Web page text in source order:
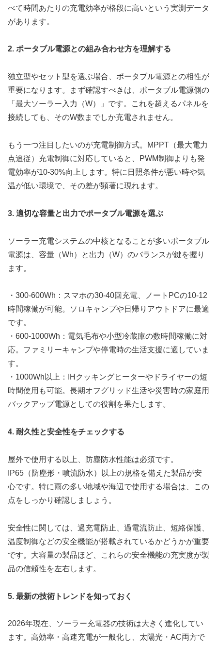
べて時間あたりの充電効率が格段に高いという実測データ
があります。
2. ポータブル電源との組み合わせ方を理解する
独立型やセット型を選ぶ場合、ポータブル電源との相性が
重要になります。まず確認すべきは、ポータブル電源側の
「最大ソーラー入力（W）」です。これを超えるパネルを
接続しても、そのW数までしか充電されません。
もう一つ注目したいのが充電制御方式。MPPT（最大電力
点追従）充電制御に対応していると、PWM制御よりも発
電効率が10-30%向上します。特に日照条件が悪い時や気
温が低い環境で、その差が顕著に現れます。
3. 適切な容量と出力でポータブル電源を選ぶ
ソーラー充電システムの中核となることが多いポータブル
電源は、容量（Wh）と出力（W）のバランスが鍵を握り
ます。
・300-600Wh：スマホの30-40回充電、ノートPCの10-12
時間稼働が可能。ソロキャンプや日帰りアウトドアに最適
です。
・600-1000Wh：電気毛布や小型冷蔵庫の数時間稼働に対
応。ファミリーキャンプや停電時の生活支援に適していま
す。
・1000Wh以上：IHクッキングヒーターやドライヤーの短
時間使用も可能。長期オフグリッド生活や災害時の家庭用
バックアップ電源としての役割を果たします。
4. 耐久性と安全性をチェックする
屋外で使用する以上、防塵防水性能は必須です。
IP65（防塵形・噴流防水）以上の規格を備えた製品が安
心です。特に雨の多い地域や海辺で使用する場合は、この
点をしっかり確認しましょう。
安全性に関しては、過充電防止、過電流防止、短絡保護、
温度制御などの安全機能が搭載されているかどうかが重要
です。大容量の製品ほど、これらの安全機能の充実度が製
品の信頼性を左右します。
5. 最新の技術トレンドを知っておく
2026年現在、ソーラー充電器の技術は大きく進化してい
ます。高効率・高速充電が一般化し、太陽光・AC両方で